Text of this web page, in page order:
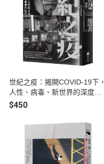
世紀之疫：揭開COVID-19下，
人性、病毒、新世界的深度紀
實
$450